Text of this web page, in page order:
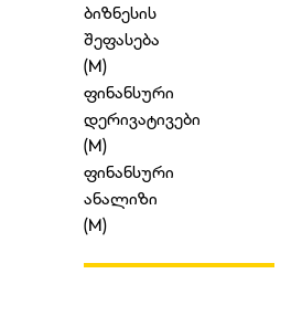
ბიზნესის
შეფასება
(M)
ფინანსური
დერივატივები
(M)
ფინანსური
ანალიზი
(M)